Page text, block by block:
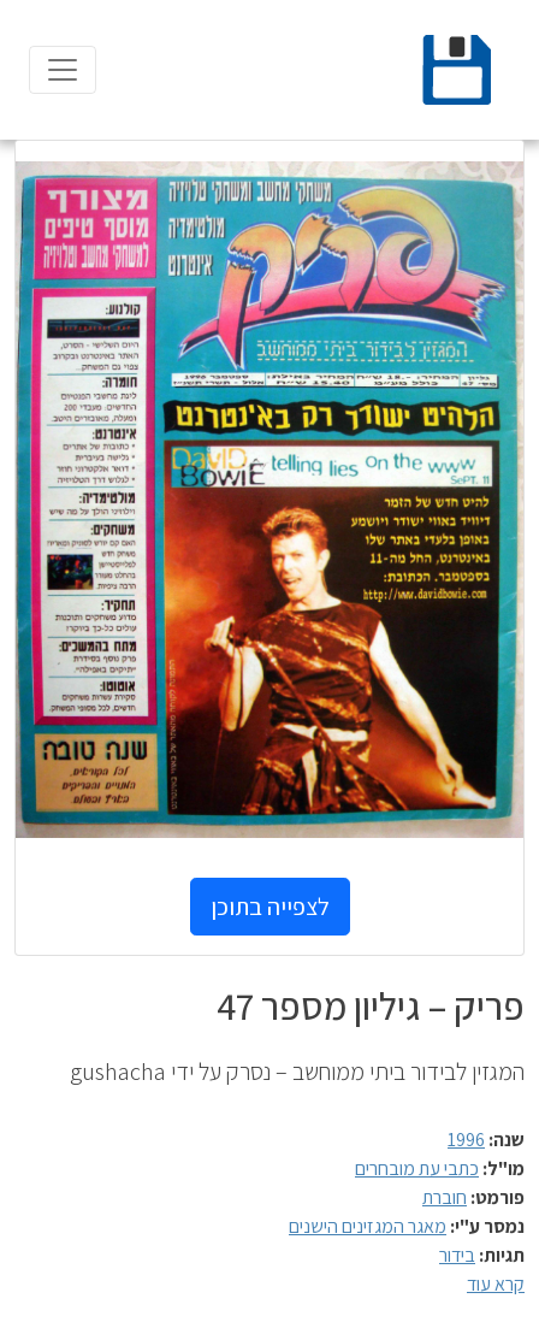
content
לצפייה בתוכן
פריק – גיליון מספר 47
המגזין לבידור ביתי ממוחשב – נסרק על ידי gushacha
שנה: 1996
מו"ל: כתבי עת מובחרים
פורמט: חוברת
נמסר ע"י: מאגר המגזינים הישנים
תגיות:בידור
קרא עוד